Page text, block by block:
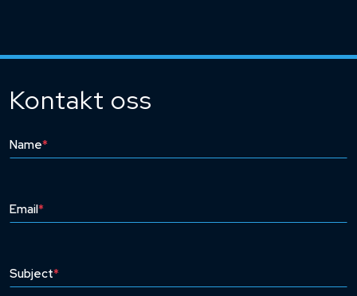
Kontakt oss
Name*
Email*
Subject*